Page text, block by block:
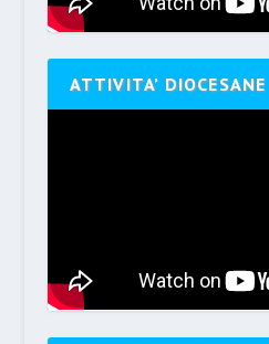
ATTIVITA’ DIOCESANE